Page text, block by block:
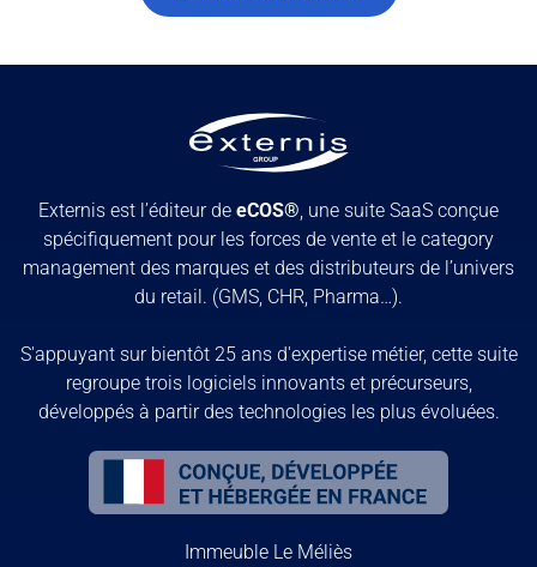
Externis est l’éditeur de eCOS®, une suite SaaS conçue
spécifiquement pour les forces de vente et le category
management des marques et des distributeurs de l’univers
du retail. (GMS, CHR, Pharma…).
S'appuyant sur bientôt 25 ans d'expertise métier, cette suite
regroupe trois logiciels innovants et précurseurs,
développés à partir des technologies les plus évoluées.
Immeuble Le Méliès